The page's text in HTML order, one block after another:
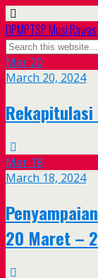
DPMPTSP Musi
Mar 20
March 20, 2024
Rekapitulasi
Mar 18
March 18, 2024
20 Maret –